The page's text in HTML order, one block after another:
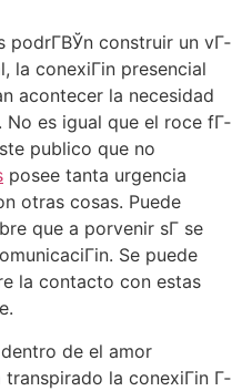
podrГ­ВЎn construir un vГ­
la conexiГіn presencial
acontecer la necesidad
No es igual que el roce fГ­
publico que no
posee tanta urgencia
otras cosas. Puede
que a porvenir sГ­ se
Se puede
la contacto con estas
de el amor
la conexiГіn Г­